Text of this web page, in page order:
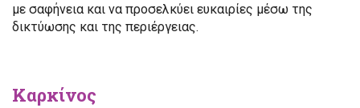
με σαφήνεια και να προσελκύει ευκαιρίες μέσω της
δικτύωσης και της περιέργειας.
Καρκίνος